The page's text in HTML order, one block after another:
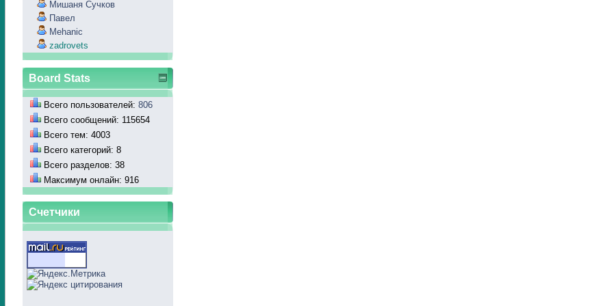
Мишаня Сучков
Павел
Mehanic
zadrovets
Board Stats
Всего пользователей:806
Всего сообщений: 115654
Всего тем: 4003
Всего категорий: 8
Всего разделов: 38
Максимум онлайн: 916
Счетчики